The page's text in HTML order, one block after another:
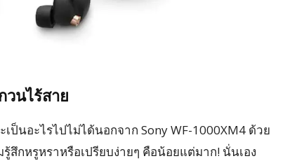
วนไร้สาย
ป็นอะไรไปไม่ได้นอกจาก Sony WF-1000XM4 ด้วย
กหรูหราหรือเปรียบง่ายๆ คือน้อยแต่มาก! นั่นเอง